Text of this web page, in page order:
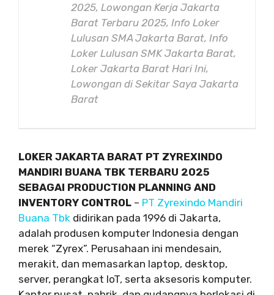
2025, Lowongan Kerja Jakarta
Barat Terbaru 2025, Info Loker
Lulusan SMA Jakarta Barat, Info
Loker Lulusan SMK Jakarta Barat,
Loker Jakarta Barat Hari Ini,
Lowongan di Sekitar Saya Jakarta
Barat
LOKER JAKARTA BARAT PT ZYREXINDO
MANDIRI BUANA TBK TERBARU 2025
SEBAGAI PRODUCTION PLANNING AND
INVENTORY CONTROL – PT Zyrexindo Mandiri
Buana Tbk didirikan pada 1996 di Jakarta,
adalah produsen komputer Indonesia dengan
merek “Zyrex”. Perusahaan ini mendesain,
merakit, dan memasarkan laptop, desktop,
server, perangkat IoT, serta aksesoris komputer.